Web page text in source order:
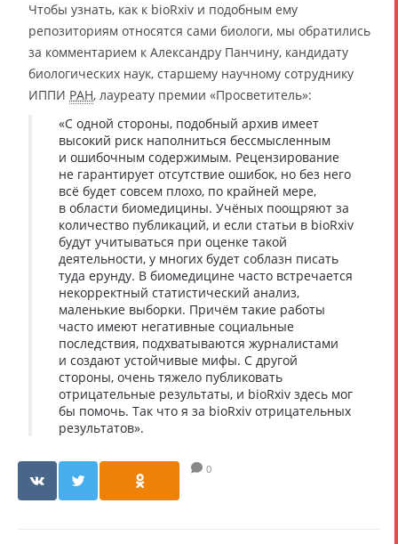
Чтобы узнать, как к bioRxiv и подобным ему
репозиториям относятся сами биологи, мы обратились
за комментарием к Александру Панчину, кандидату
биологических наук, старшему научному сотруднику
ИППИ РАН, лауреату премии «Просветитель»:
«С одной стороны, подобный архив имеет
высокий риск наполниться бессмысленным
и ошибочным содержимым. Рецензирование
не гарантирует отсутствие ошибок, но без него
всё будет совсем плохо, по крайней мере,
в области биомедицины. Учёных поощряют за
количество публикаций, и если статьи в bioRxiv
будут учитываться при оценке такой
деятельности, у многих будет соблазн писать
туда ерунду. В биомедицине часто встречается
некорректный статистический анализ,
маленькие выборки. Причём такие работы
часто имеют негативные социальные
последствия, подхватываются журналистами
и создают устойчивые мифы. С другой
стороны, очень тяжело публиковать
отрицательные результаты, и bioRxiv здесь мог
бы помочь. Так что я за bioRxiv отрицательных
результатов».
0